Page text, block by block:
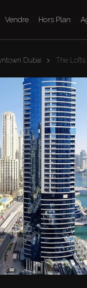
Vendre Hors Plan
Dubai The Lofts